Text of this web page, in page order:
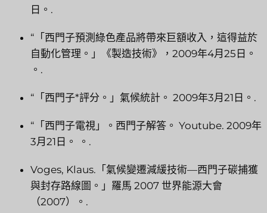
日。.
“「西門子預測綠色產品將帶來巨額收入，這得益於
自動化管理。」《製造技術》，2009年4月25日。
。.
“「西門子*評分。」氣候統計。 2009年3月21日。.
“「西門子電視」。西門子解答。 Youtube. 2009年
3月21日。 。.
Voges, Klaus.「氣候變遷減緩技術—西門子碳捕獲
與封存路線圖。」羅馬 2007 世界能源大會
（2007）。.